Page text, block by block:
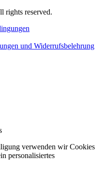
rights reserved.
und Widerrufsbelehrung
verwenden wir Cookies
personalisiertes